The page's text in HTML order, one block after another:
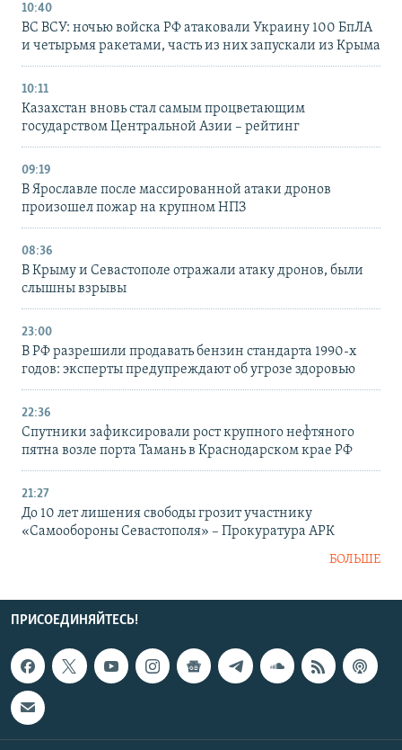
10:40
ВС ВСУ: ночью войска РФ атаковали Украину 100 БпЛА
и четырьмя ракетами, часть из них запускали из Крыма
10:11
Казахстан вновь стал самым процветающим
государством Центральной Азии – рейтинг
09:19
В Ярославле после массированной атаки дронов
произошел пожар на крупном НПЗ
08:36
В Крыму и Севастополе отражали атаку дронов, были
слышны взрывы
23:00
В РФ разрешили продавать бензин стандарта 1990-х
годов: эксперты предупреждают об угрозе здоровью
22:36
Спутники зафиксировали рост крупного нефтяного
пятна возле порта Тамань в Краснодарском крае РФ
21:27
До 10 лет лишения свободы грозит участнику
«Самообороны Севастополя» – Прокуратура АРК
БОЛЬШЕ
ПРИСОЕДИНЯЙТЕСЬ!